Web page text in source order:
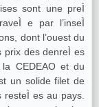
sont une preÌ
e par l’inseÌ
prix des denreÌ es
CEDEAO et du
un solide filet de